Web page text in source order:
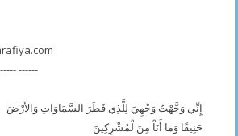
------
إِنِّي وَجَّهْتُ وَجْهِيَ لِلَّذِي فَطَرَ السَّمَاوَاتِ وَالأَرْضَ
حَنِيفًا وَمَا أَنَاْ مِنَ لْمُشْرِكِينَ